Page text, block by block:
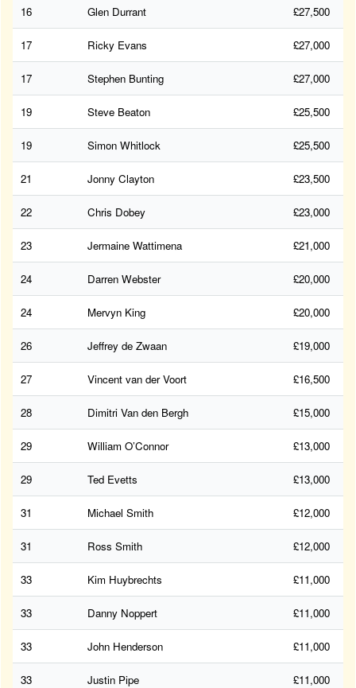
16 Glen Durrant £27,500
17 Ricky Evans £27,000
17 Stephen Bunting £27,000
19 Steve Beaton £25,500
19 Simon Whitlock £25,500
21 Jonny Clayton £23,500
22 Chris Dobey £23,000
23 Jermaine Wattimena £21,000
24 Darren Webster £20,000
24 Mervyn King £20,000
26 Jeffrey de Zwaan £19,000
27 Vincent van der Voort £16,500
28 Dimitri Van den Bergh £15,000
29 William O’Connor £13,000
29 Ted Evetts £13,000
31 Michael Smith £12,000
31 Ross Smith £12,000
33 Kim Huybrechts £11,000
33 Danny Noppert £11,000
33 John Henderson £11,000
33 Justin Pipe £11,000